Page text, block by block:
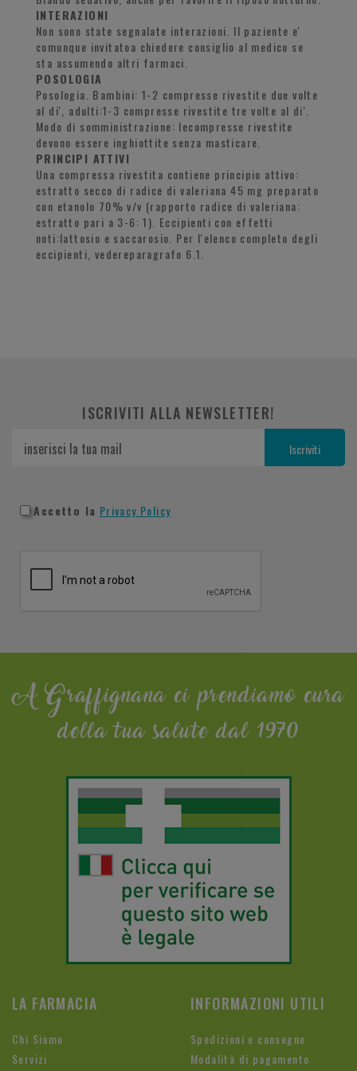
INTERAZIONI
Non sono state segnalate interazioni. Il paziente e'
comunque invitatoa chiedere consiglio al medico se
sta assumendo altri farmaci.
POSOLOGIA
Posologia. Bambini: 1-2 compresse rivestite due volte
al di', adulti:1-3 compresse rivestite tre volte al di'.
Modo di somministrazione: lecompresse rivestite
devono essere inghiottite senza masticare.
PRINCIPI ATTIVI
Una compressa rivestita contiene principio attivo:
estratto secco di radice di valeriana 45 mg preparato
con etanolo 70% v/v (rapporto radice di valeriana:
estratto pari a 3-6: 1). Eccipienti con effetti
noti:lattosio e saccarosio. Per l'elenco completo degli
eccipienti, vedereparagrafo 6.1.
ISCRIVITI ALLA NEWSLETTER!
Accetto la Privacy Policy
A Graffignana ci prendiamo cura
della tua salute dal 1970
LA FARMACIA
Chi Siamo
Servizi
INFORMAZIONI UTILI
Spedizioni e consegne
Modalità di pagamento